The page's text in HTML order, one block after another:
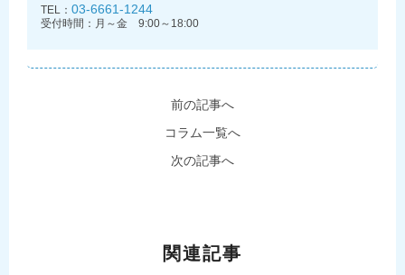
TEL： 03-6661-1244
受付時間：月～金 9:00～18:00
前の記事へ
コラム一覧へ
次の記事へ
関連記事